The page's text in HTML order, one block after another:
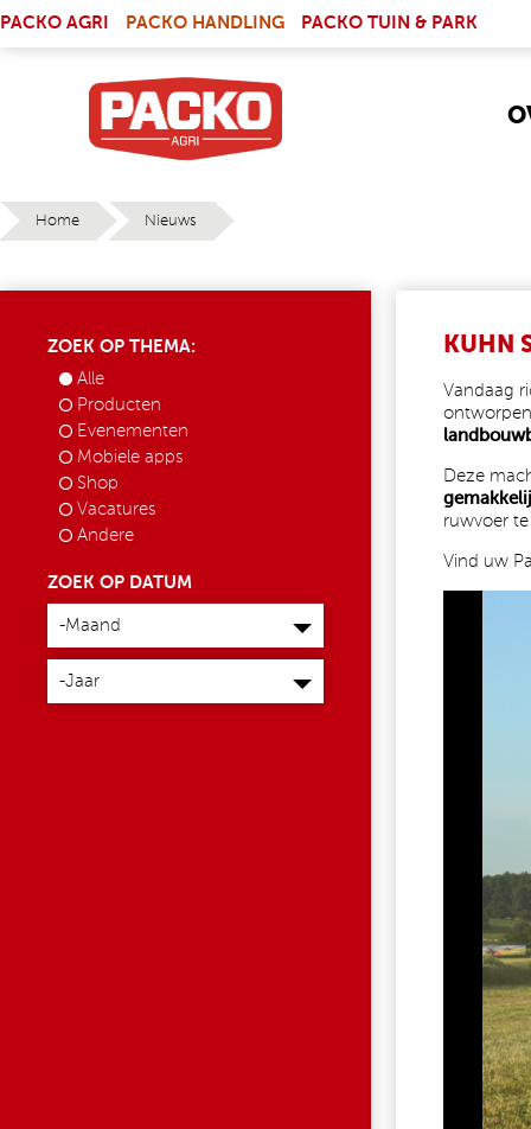
PACKO AGRI
PACKO HANDLING PACKO TUIN & PARK
Home Nieuws
ZOEK OP THEMA:
Alle
Producten
Evenementen
Mobiele apps
Shop
Vacatures
Andere
ZOEK OP DATUM
Maand
-Maand
Jaar
-Jaar
KUHN
Vandaag
Deze
ruwvoer
Vind uw